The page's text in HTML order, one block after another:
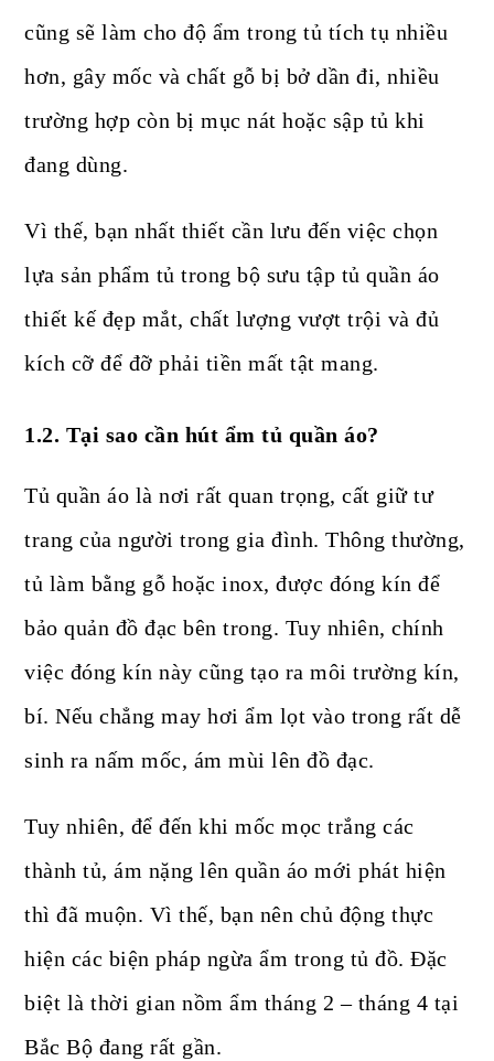
cũng sẽ làm cho độ ẩm trong tủ tích tụ nhiều
hơn, gây mốc và chất gỗ bị bở dần đi, nhiều
trường hợp còn bị mục nát hoặc sập tủ khi
đang dùng.
Vì thế, bạn nhất thiết cần lưu đến việc chọn
lựa sản phẩm tủ trong bộ sưu tập tủ quần áo
thiết kế đẹp mắt, chất lượng vượt trội và đủ
kích cỡ để đỡ phải tiền mất tật mang.
1.2. Tại sao cần hút ẩm tủ quần áo?
Tủ quần áo là nơi rất quan trọng, cất giữ tư
trang của người trong gia đình. Thông thường,
tủ làm bằng gỗ hoặc inox, được đóng kín để
bảo quản đồ đạc bên trong. Tuy nhiên, chính
việc đóng kín này cũng tạo ra môi trường kín,
bí. Nếu chẳng may hơi ẩm lọt vào trong rất dễ
sinh ra nấm mốc, ám mùi lên đồ đạc.
Tuy nhiên, để đến khi mốc mọc trắng các
thành tủ, ám nặng lên quần áo mới phát hiện
thì đã muộn. Vì thế, bạn nên chủ động thực
hiện các biện pháp ngừa ẩm trong tủ đồ. Đặc
biệt là thời gian nồm ẩm tháng 2 – tháng 4 tại
Bắc Bộ đang rất gần.